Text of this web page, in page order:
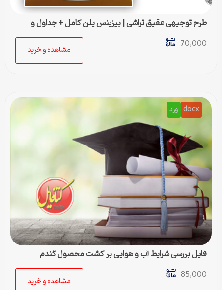
طرح توجیهی عقيق تراشی | بیزینس پلن کامل + جداول و
محاسبات مالی
70,000
مشاهده و خرید
docx ورد
فایل بررسی شرایط آب و هوایی بر کشت محصول گندم
85,000
مشاهده و خرید